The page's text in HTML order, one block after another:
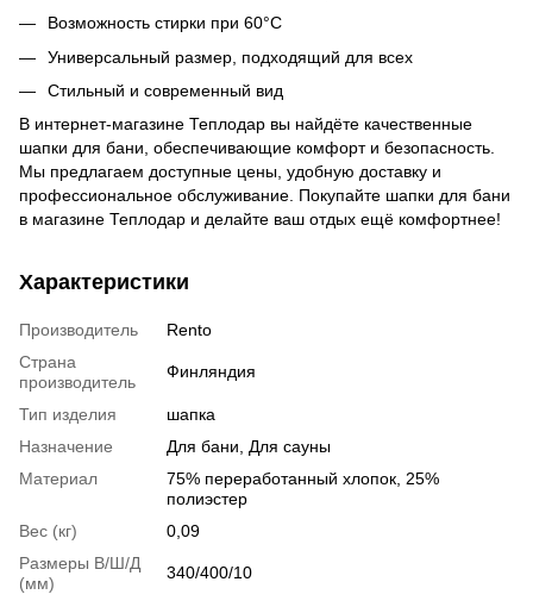
Возможность стирки при 60°C
Универсальный размер, подходящий для всех
Стильный и современный вид
В интернет-магазине Теплодар вы найдёте качественные
шапки для бани, обеспечивающие комфорт и безопасность.
Мы предлагаем доступные цены, удобную доставку и
профессиональное обслуживание. Покупайте шапки для бани
в магазине Теплодар и делайте ваш отдых ещё комфортнее!
Характеристики
Производитель
Rento
Страна
производитель
Финляндия
Тип изделия
шапка
Назначение
Для бани, Для сауны
Материал
75% переработанный хлопок, 25%
полиэстер
Вес (кг)
0,09
Размеры В/Ш/Д
(мм)
340/400/10